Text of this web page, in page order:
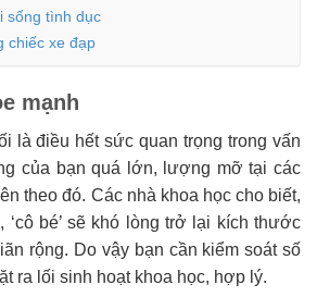
sống tình dục
chiếc xe đạp
mạnh
là điều hết sức quan trọng trong vấn
của bạn quá lớn, lượng mỡ tại các
theo đó. Các nhà khoa học cho biết,
‘cô bé’ sẽ khó lòng trở lại kích thước
rộng. Do vậy bạn cần kiểm soát số
ra lối sinh hoạt khoa học, hợp lý.